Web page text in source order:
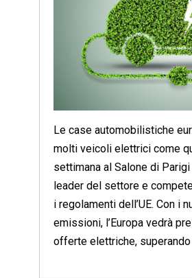
Le case automobilistiche
molti veicoli elettrici come
settimana al Salone di
leader del settore e
i regolamenti dell’UE. Con i
emissioni, l’Europa vedrà
offerte elettriche,